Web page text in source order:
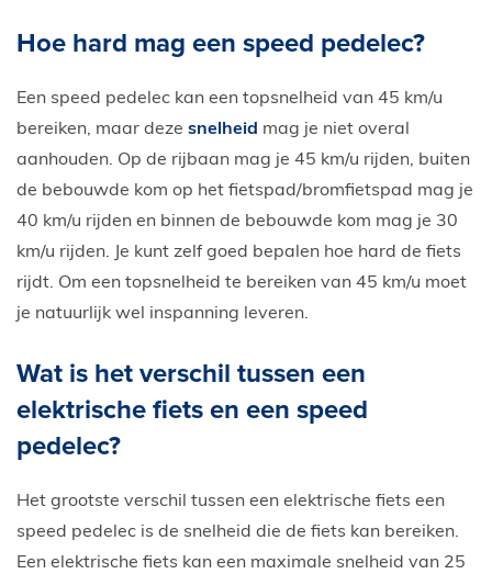
Hoe hard mag een speed pedelec?
Een speed pedelec kan een topsnelheid van 45 km/u
bereiken, maar deze snelheid mag je niet overal
aanhouden. Op de rijbaan mag je 45 km/u rijden, buiten
de bebouwde kom op het fietspad/bromfietspad mag je
40 km/u rijden en binnen de bebouwde kom mag je 30
km/u rijden. Je kunt zelf goed bepalen hoe hard de fiets
rijdt. Om een topsnelheid te bereiken van 45 km/u moet
je natuurlijk wel inspanning leveren.
Wat is het verschil tussen een
elektrische fiets en een speed
pedelec?
Het grootste verschil tussen een elektrische fiets een
speed pedelec is de snelheid die de fiets kan bereiken.
Een elektrische fiets kan een maximale snelheid van 25